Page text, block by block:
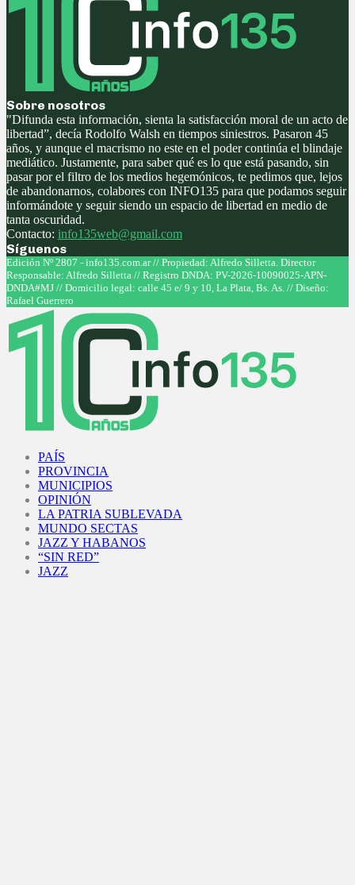
Sobre nosotros
"Difunda esta información, sienta la satisfacción moral de un acto de
libertad”, decía Rodolfo Walsh en tiempos siniestros. Pasaron 45
años, y aunque el macrismo no este en el poder continúa el blindaje
mediático. Justamente, para saber qué es lo que está pasando, sin
pasar por el filtro de los medios hegemónicos, te pedimos que, lejos
de abandonarnos, colabores con INFO135 para que podamos seguir
informándote y seguir siendo un espacio de libertad en medio de
tanta oscuridad.
Contacto: info135web@gmail.com
Síguenos
Facebook
Twitter
Instagram
Youtube
Edición Nº 2807 - info135.com.ar // Propiedad: Alfredo Silletta. Director
Responsable: Alfredo Silletta // Registro DNDA: PV-2026-10090025-APN-
DNDA#MJ // Domicilio legal: calle 45 e/ 9 y 10, La Plata, Bs. As. // Diseño:
Rafael Guerrero
PAÍS
PROVINCIA
MUNICIPIOS
OPINIÓN
LA PATRIA SUBLEVADA
MUNDO SECTAS
JAZZ Y HABANOS
“SIN RED”
JAZZ